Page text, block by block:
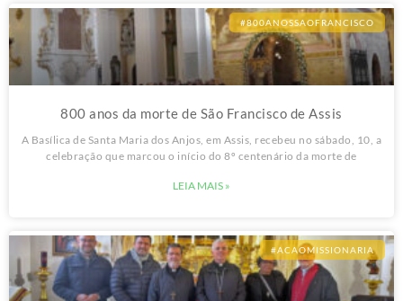
#800ANOSSAOFRANCISCO
800 anos da morte de São Francisco de Assis
A Basílica de Santa Maria dos Anjos, em Assis, recebeu no sábado, 10, a
#ACAOMISSIONARIA